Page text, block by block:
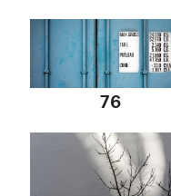
76